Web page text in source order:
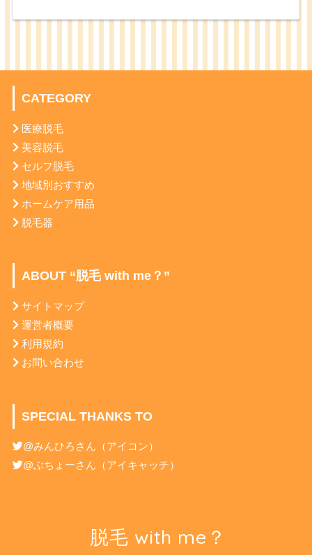
CATEGORY
医療脱毛
美容脱毛
セルフ脱毛
地域別おすすめ
ホームケア用品
脱毛器
ABOUT “脱毛 with me？”
サイトマップ
運営者概要
利用規約
お問い合わせ
SPECIAL THANKS TO
@みんひろ さん（アイコン）
@ぶちょーさん（アイキャッチ）
脱毛 with me？